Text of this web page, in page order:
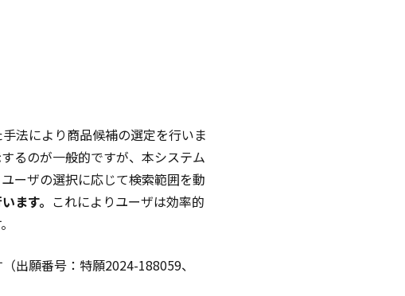
法により商品候補の選定を行いま
るのが一般的ですが、本システム
ーザの選択に応じて検索範囲を動
ます。 これによりユーザは効率的
出願番号：特願2024-188059、